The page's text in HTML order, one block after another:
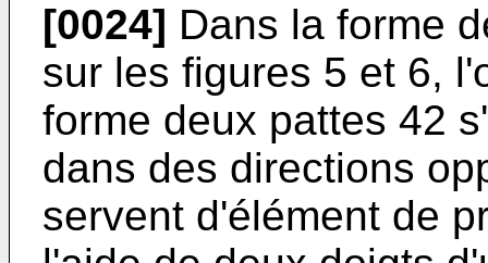
[0024] Dans la forme
sur les figures 5 et 6,
forme deux pattes 42
dans des directions
servent d'élément de